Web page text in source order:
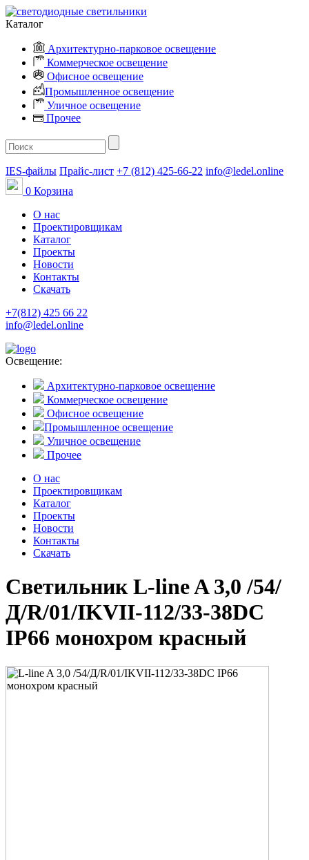
Каталог
Архитектурно-парковое освещение
Коммерческое освещение
Офисное освещение
Промышленное освещение
Уличное освещение
Прочее
IES-файлы Прайс-лист +7 (812) 425-66-22 info@ledel.online
0 Корзина
О нас
Проектировщикам
Каталог
Проекты
Новости
Контакты
Скачать
+7(812) 425 66 22
info@ledel.online
Освещение:
Архитектурно-парковое освещение
Коммерческое освещение
Офисное освещение
Промышленное освещение
Уличное освещение
Прочее
О нас
Проектировщикам
Каталог
Проекты
Новости
Контакты
Скачать
Светильник L-line A 3,0 /54/
Д/R/01/IKVII-112/33-38DC
IP66 монохром красный